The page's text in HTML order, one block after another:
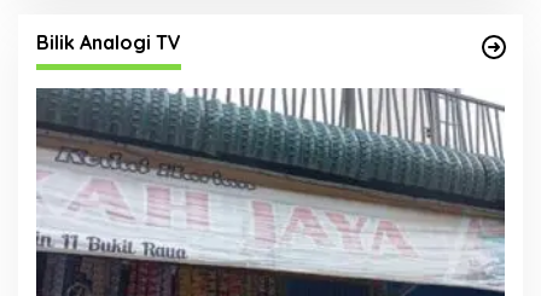
Bilik Analogi TV